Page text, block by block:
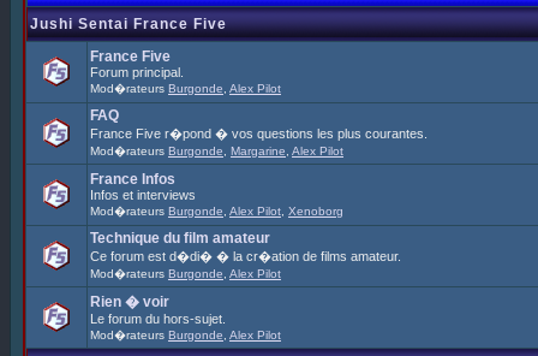
Jushi Sentai France Five
France Five
Forum principal.
Mod�rateurs Burgonde Alex Pilot
FAQ
France Five r�pond � vos questions les plus courantes.
Mod�rateurs Burgonde Margarine Alex Pilot
France Infos
Infos et interviews
Mod�rateurs Burgonde Alex Pilot Xenoborg
Technique du film amateur
Ce forum est d�di� � la cr�ation de films amateur.
Mod�rateurs Burgonde Alex Pilot
Rien � voir
Le forum du hors-sujet.
Mod�rateurs Burgonde Alex Pilot